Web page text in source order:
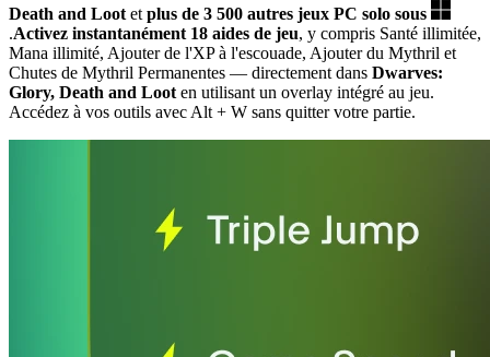
Death and Loot et plus de 3 500 autres jeux PC solo sous
.Activez instantanément 18 aides de jeu, y compris Santé illimitée,
Mana illimité, Ajouter de l'XP à l'escouade, Ajouter du Mythril et
Chutes de Mythril Permanentes — directement dans Dwarves:
Glory, Death and Loot en utilisant un overlay intégré au jeu.
Accédez à vos outils avec Alt + W sans quitter votre partie.